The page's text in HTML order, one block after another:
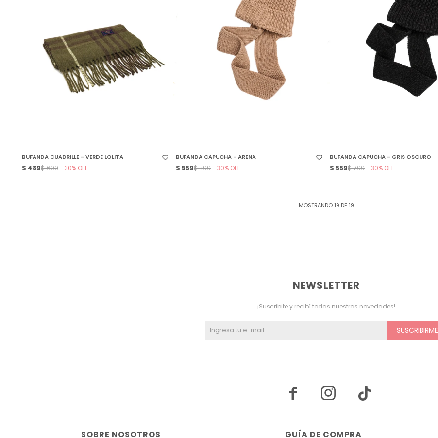
BUFANDA CUADRILLE - VERDE LOLITA
$ 489$ 699 30
BUFANDA CAPUCHA - ARENA
$ 559$ 799 30
BUFANDA CAPUCHA - GRIS OSCURO
$ 559$ 799 30
MOSTRANDO 19 DE 19
GUÍA DE COMPRA
SOBRE NOSOTROS
NEWSLETTER
¡Suscribite y recibí todas nuestras novedades!
SUSCRIBIRME
 